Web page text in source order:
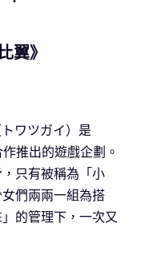
翼》
ワツガイ）是
推出的遊戲企劃。
只有被稱為「小
們兩兩一組為搭
的管理下，一次又